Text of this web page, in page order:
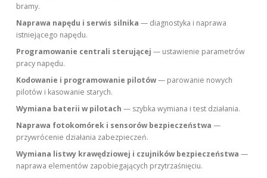
bramy.
Naprawa napędu i serwis silnika — diagnostyka i naprawa
istniejącego napędu.
Programowanie centrali sterującej — ustawienie parametrów
pracy napędu.
Kodowanie i programowanie pilotów— parowanie nowych
pilotów i kasowanie starych.
Wymiana baterii w pilotach — szybka wymiana i test działania.
Naprawa fotokomórek i sensorów bezpieczeństwa —
przywrócenie działania zabezpieczeń.
Wymiana listwy krawędziowej i czujników bezpieczeństwa —
naprawa elementów zapobiegających przytrzaśnięciu.